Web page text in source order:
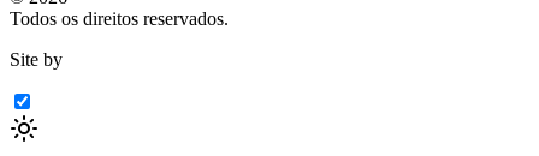
Todos os direitos reservados.
Site by